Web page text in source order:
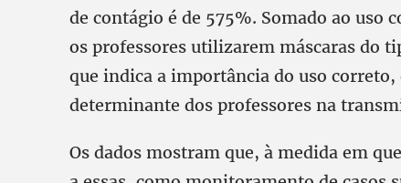
de contágio é de 575%. Somado ao uso
os professores utilizarem máscaras do
que indica a importância do uso correto,
determinante dos professores na
Os dados mostram que, à medida em